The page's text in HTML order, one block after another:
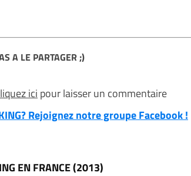
A LE PARTAGER ;)
ici pour laisser un commentaire
KING? Rejoignez notre groupe Facebook !
EN FRANCE (2013)